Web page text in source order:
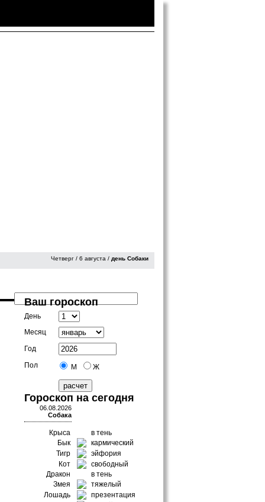
Четверг / 6 августа / день Собаки
Ваш гороскоп
День
Месяц
Год
Пол
М Ж
Гороскоп на сегодня
06.08.2026
Собака
Крыса
в тень
Бык
кармический
Тигр
эйфория
Кот
свободный
Дракон
в тень
Змея
тяжелый
Лошадь
презентация